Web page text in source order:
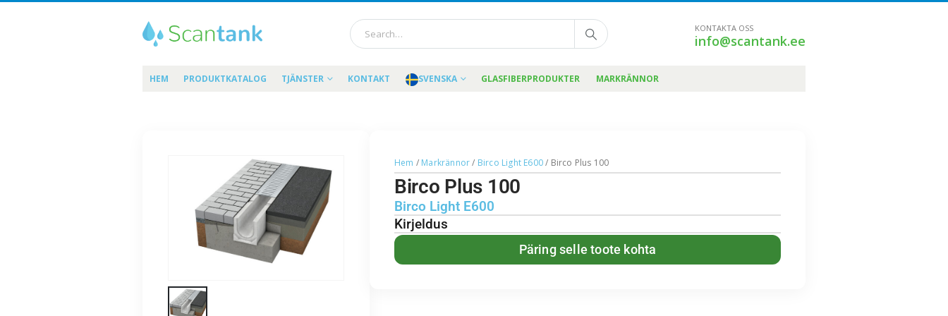
KONTAKTA OSS
info@scantank.ee
HEM PRODUKTKATALOG TJÄNSTER KONTAKT SVENSKA GLASFIBERPRODUKTER MARKRÄNNOR
Hem / Markrännor/ Birco Light E600/ Birco Plus 100
Birco Plus 100
Birco Light E600
Kirjeldus
Päring selle toote kohta